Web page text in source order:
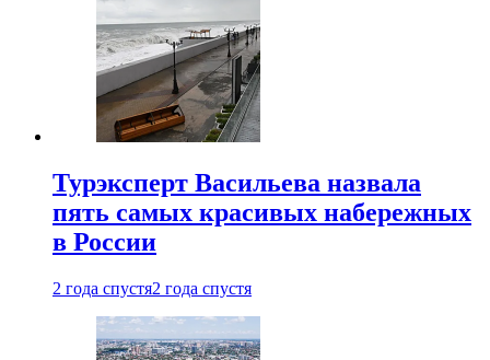
Турэксперт Васильева назвала
пять самых красивых набережных
в России
2 года спустя2 года спустя